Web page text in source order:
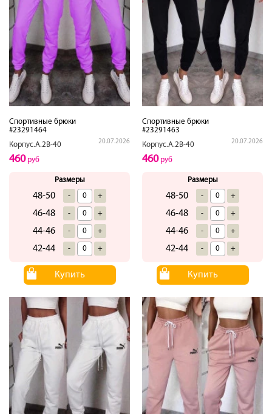
Спортивные брюки
#23291464
Корпус.А.2В-40
20.07.2026
460руб
Размеры
48-50 - +
46-48 - +
44-46 - +
42-44 - +
Купить
Спортивные брюки
#23291463
Корпус.А.2В-40
20.07.2026
460руб
Размеры
48-50 - +
46-48 - +
44-46 - +
42-44 - +
Купить